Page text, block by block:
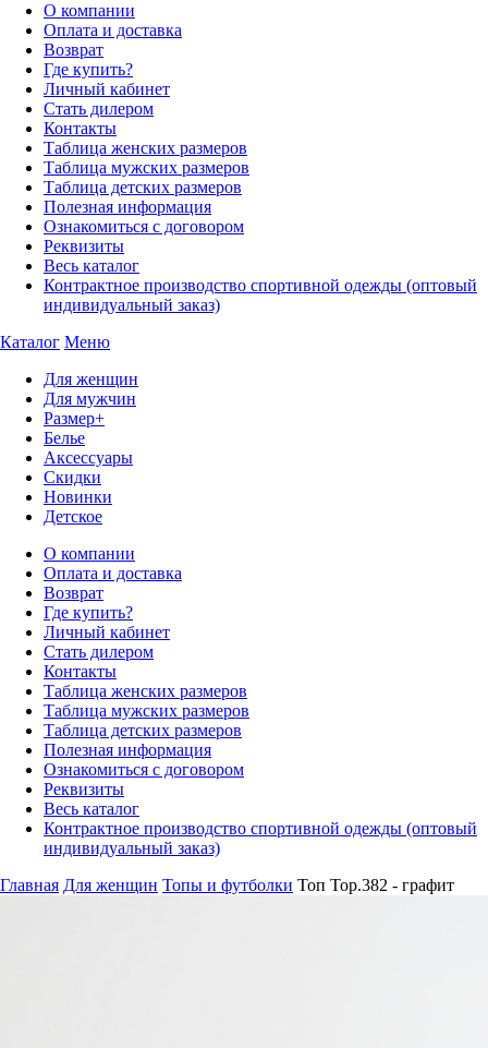
О компании
Оплата и доставка
Возврат
Где купить?
Личный кабинет
Стать дилером
Контакты
Таблица женских размеров
Таблица мужских размеров
Таблица детских размеров
Полезная информация
Ознакомиться с договором
Реквизиты
Весь каталог
Контрактное производство спортивной одежды (оптовый
индивидуальный заказ)
Каталог Меню
Для женщин
Для мужчин
Размер+
Белье
Аксессуары
Скидки
Новинки
Детское
О компании
Оплата и доставка
Возврат
Где купить?
Личный кабинет
Стать дилером
Контакты
Таблица женских размеров
Таблица мужских размеров
Таблица детских размеров
Полезная информация
Ознакомиться с договором
Реквизиты
Весь каталог
Контрактное производство спортивной одежды (оптовый
индивидуальный заказ)
Главная Для женщин Топы и футболки Топ Top.382 - графит